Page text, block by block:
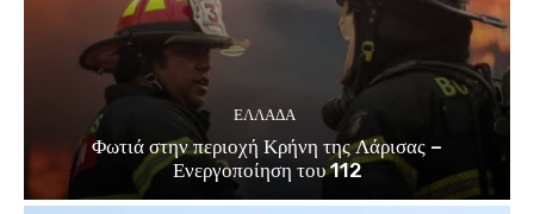
ΕΛΛΑΔΑ
Φωτιά στην περιοχή Κρήνη της Λάρισας –
Ενεργοποίηση του 112